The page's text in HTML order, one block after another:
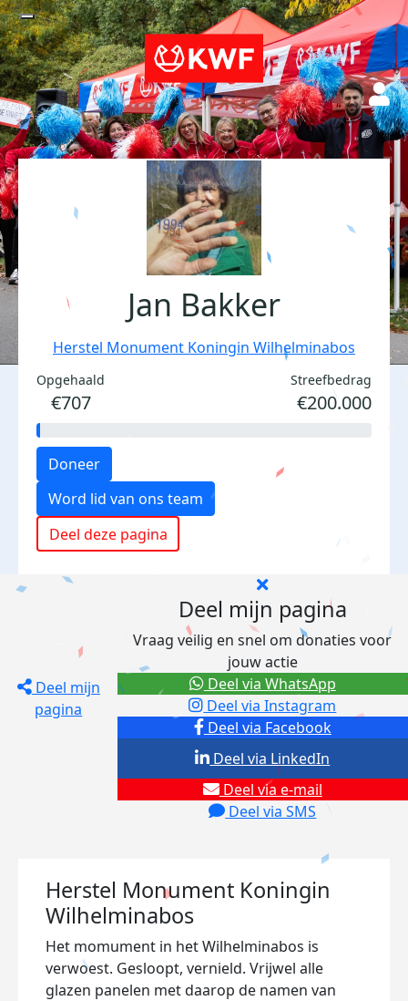
Jan Bakker
Herstel Monument Koningin Wilhelminabos
Opgehaald
€707
Streefbedrag
€200.000
Doneer
Word lid van ons team
Deel deze pagina
Deel mijn
pagina
Deel mijn pagina
Vraag veilig en snel om donaties voor
jouw actie
Deel via Facebook
Deel via Instagram
Deel via e-mail
Deel via SMS
Deel via LinkedIn
Deel via WhatsApp
Herstel Monument Koningin
Wilhelminabos
Het momument in het Wilhelminabos is
verwoest. Gesloopt, vernield. Vrijwel alle
glazen panelen met daarop de namen van